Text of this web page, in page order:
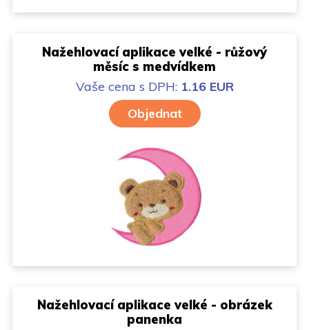
Nažehlovací aplikace velké - růžový
měsíc s medvídkem
Vaše cena s DPH: 1.16 EUR
Objednat
Nažehlovací aplikace velké - obrázek
panenka